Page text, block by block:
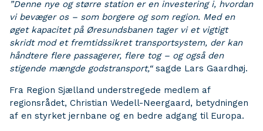
”Denne nye og større station er en investering i, hvordan
vi bevæger os – som borgere og som region. Med en
øget kapacitet på Øresundsbanen tager vi et vigtigt
skridt mod et fremtidssikret transportsystem, der kan
håndtere flere passagerer, flere tog – og også den
stigende mængde godstransport,“ sagde Lars Gaardhøj.
Fra Region Sjælland understregede medlem af
regionsrådet, Christian Wedell-Neergaard, betydningen
af en styrket jernbane og en bedre adgang til Europa.